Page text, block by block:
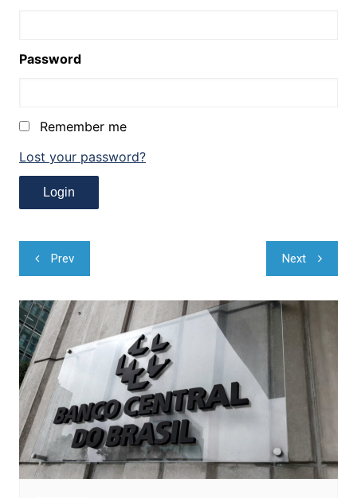
Password
Remember me
Lost your password?
Navegação
de
Post
Prev Next